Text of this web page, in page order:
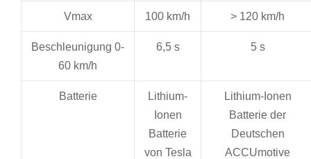
Vmax 100 km/h > 120 km/h
Beschleunigung 0-
60 km/h
6,5 s 5 s
Batterie
Lithium-
Ionen
Batterie
von Tesla
Lithium-Ionen
Batterie der
Deutschen
ACCUmotive